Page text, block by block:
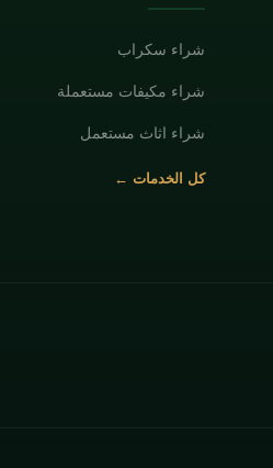
شراء سكراب
شراء مكيفات مستعملة
شراء اثاث مستعمل
كل الخدمات ←